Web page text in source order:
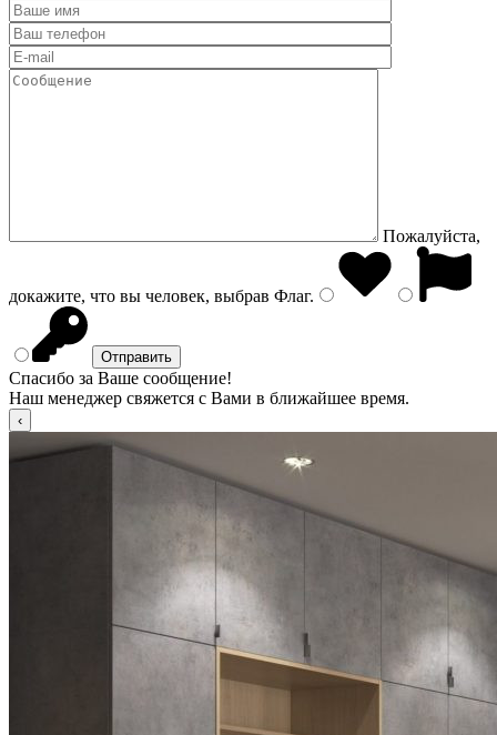
Пожалуйста,
докажите, что вы человек, выбрав Флаг.
Спасибо за Ваше сообщение!
Наш менеджер свяжется с Вами в ближайшее время.